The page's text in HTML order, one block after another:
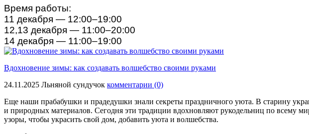
Время работы:
11 декабря — 12:00–19:00
12,13 декабря — 11:00–20:00
14 декабря — 11:00–19:00
Вдохновение зимы: как создавать волшебство своими руками
24.11.2025 Льняной сундучок комментарии (0)
Еще наши прабабушки и прадедушки знали секреты праздничного уюта. В старину
и природных материалов. Сегодня эти традиции вдохновляют рукодельниц по всему
узоры, чтобы украсить свой дом, добавить уюта и волшебства.